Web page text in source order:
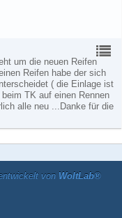
um die neuen Reifen
Reifen habe der sich
( die Einlage ist
TK auf einen Rennen
alle neu ...Danke für die
von WoltLab®